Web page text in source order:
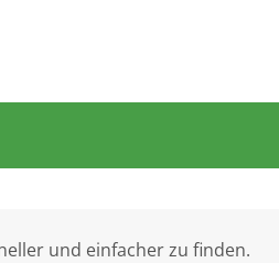
und einfacher zu finden.